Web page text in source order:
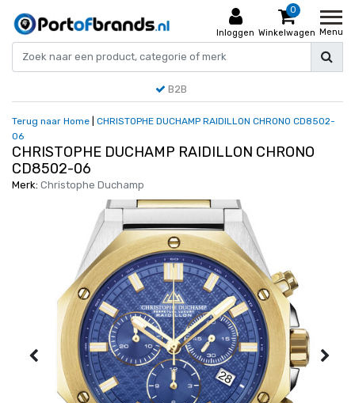
Inloggen
0
Winkelwagen Menu
B2B
Terug naar Home
CHRISTOPHE DUCHAMP RAIDILLON CHRONO CD8502-
06
CHRISTOPHE DUCHAMP RAIDILLON CHRONO
CD8502-06
Merk: Christophe Duchamp